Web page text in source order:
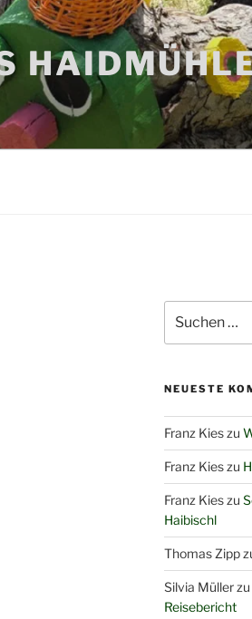
nach:
NEUESTE
Franz Kieszu
Franz Kieszu
Franz Kieszu
Haibischl
Thomas Zipp
Silvia Müllerzu
Reisebericht